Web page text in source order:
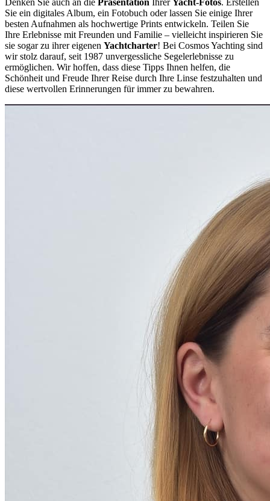
Sie ein digitales Album, ein Fotobuch oder lassen Sie einige Ihrer
besten Aufnahmen als hochwertige Prints entwickeln. Teilen Sie
Ihre Erlebnisse mit Freunden und Familie – vielleicht inspirieren Sie
sie sogar zu ihrer eigenen Yachtcharter! Bei Cosmos Yachting sind
wir stolz darauf, seit 1987 unvergessliche Segelerlebnisse zu
ermöglichen. Wir hoffen, dass diese Tipps Ihnen helfen, die
Schönheit und Freude Ihrer Reise durch Ihre Linse festzuhalten und
diese wertvollen Erinnerungen für immer zu bewahren.